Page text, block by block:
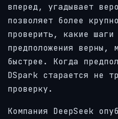
вперед, угадывает
позволяет более
проверить, какие
предположения верны,
быстрее. Когда
DSpark старается не
проверку.
Компания DeepSeek